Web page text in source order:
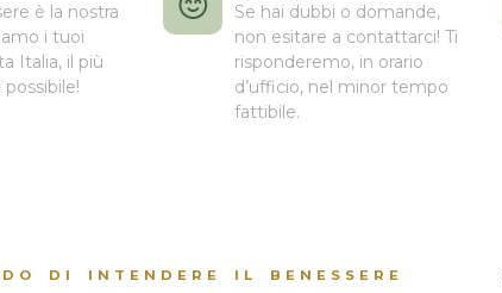
è la nostra
i tuoi
Italia, il più
Se hai dubbi o domande,
non esitare a contattarci! Ti
risponderemo, in orario
d’ufficio, nel minor tempo
fattibile.
DI INTENDERE IL BENESSERE